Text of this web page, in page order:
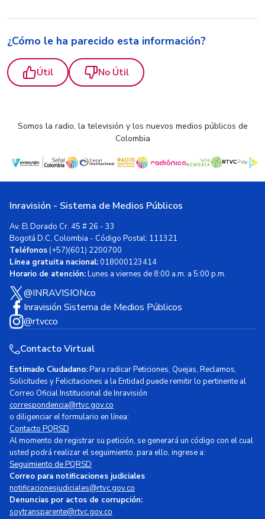
¿Cómo le ha parecido esta información?
Útil No Útil
Somos la radio, la televisión y los nuevos medios públicos de
Colombia
Inravisión - Sistema de Medios Públicos
Av. El Dorado Cr. 45 # 26 - 33
Bogotá D.C, Colombia - Código Postal: 111321
Teléfonos(+57)(601) 2200700
Línea gratuita nacional:018000123414
Horario de atención:Lunes a viernes de 8:00 a.m. a 5:00 p.m.
@INRAVISIONco
Inravisión Sistema de Medios Públicos
@rtvcco
Contacto Virtual
Estimado Ciudadano:Para radicar Peticiones, Quejas, Reclamos,
Solicitudes y Felicitaciones a la Entidad puede remitir lo pertinente al
Correo Oficial Institucional de Inravisión
correspondencia@rtvc.gov.co
o diligenciar el formulario en línea:
Contacto PQRSD
Al momento de registrar su petición, se generará un código con el cual
usted podrá realizar el seguimiento, para ello, ingrese a:
Seguimiento de PQRSD
Correo para notificaciones judiciales
notificacionesjudiciales@rtvc.gov.co
Denuncias por actos de corrupción:
soytransparente@rtvc.gov.co